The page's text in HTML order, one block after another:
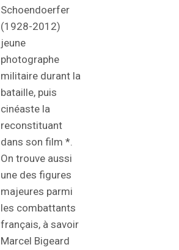
Schoendoerfer
(1928-2012)
jeune
photographe
militaire durant la
bataille, puis
cinéaste la
reconstituant
dans son film *.
On trouve aussi
une des figures
majeures parmi
les combattants
français, à savoir
Marcel Bigeard